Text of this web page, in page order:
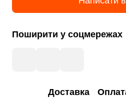
Поширити у соцмережах
Доставка